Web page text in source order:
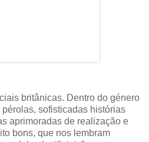
britânicas. Dentro do género
sofisticadas histórias
aprimoradas de realização e
bons, que nos lembram